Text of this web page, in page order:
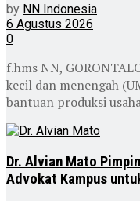
by NN Indonesia
6 Agustus 2026
0
f.hms NN,
kecil dan menengah
bantuan produksi
Dr. Alvian Mato
Advokat Kampus